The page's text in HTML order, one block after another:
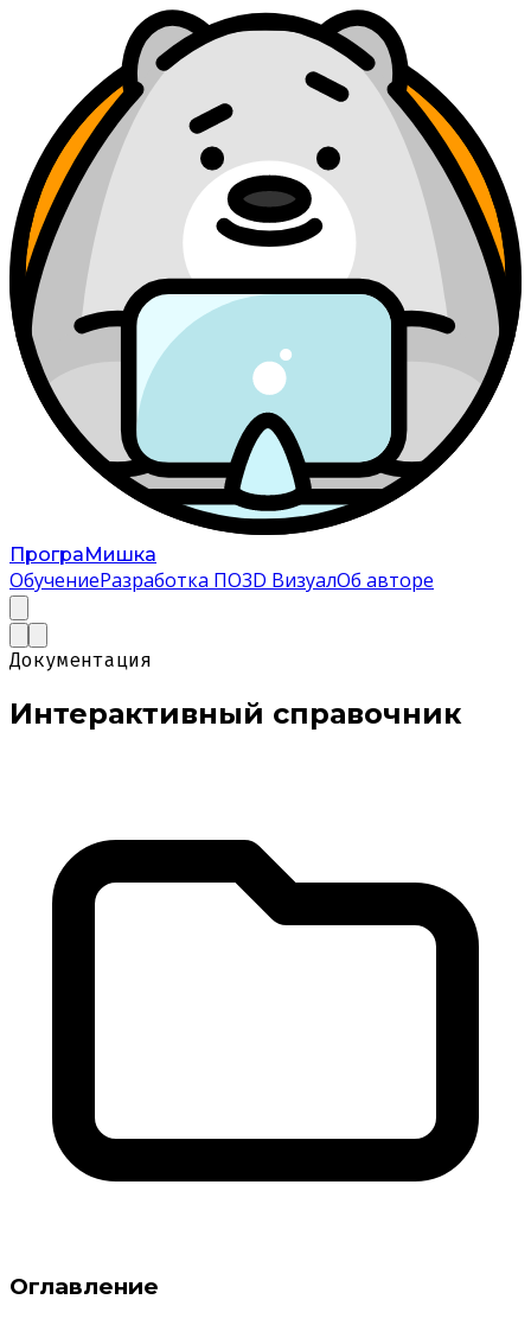
ПрограМишка
ОбучениеРазработка ПО3D ВизуалОб авторе
Документация
Интерактивный справочник
Оглавление